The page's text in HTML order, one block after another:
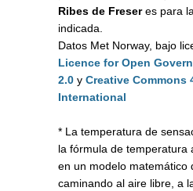
Ribes de Freseres para
indicada.
Datos Met Norway, bajo
Licence for Open
2.0 y Creative Commons
International
* La temperatura de
la fórmula de temperatura
en un modelo matemático
caminando al aire libre, a